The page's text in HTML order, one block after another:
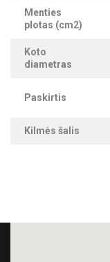
Menties
plotas (cm2)
Koto
diametras
Paskirtis
Kilmės šalis